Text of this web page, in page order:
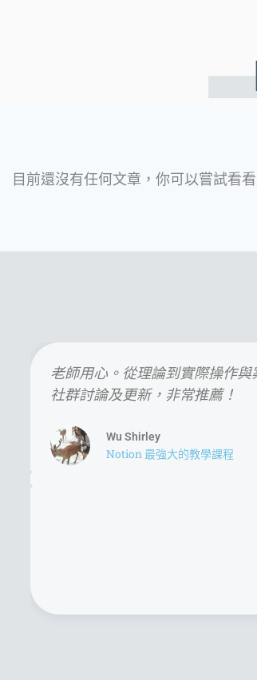
目前還沒有任何文章，你可以嘗試看
老師用心。從理論到實際操作
社群討論及更新，非常推薦！
Wu Shirley
Notion 最強大的教學課程